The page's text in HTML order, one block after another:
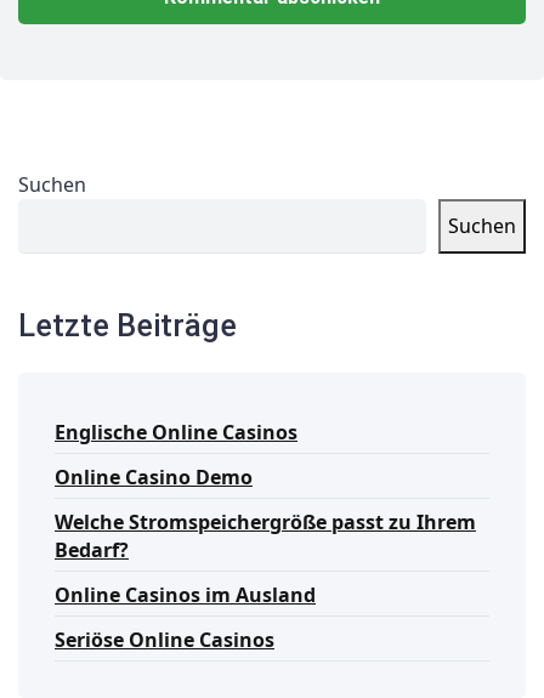
Suchen
Suchen
Letzte Beiträge
Englische Online Casinos
Online Casino Demo
Welche Stromspeichergröße passt zu Ihrem
Bedarf?
Online Casinos im Ausland
Seriöse Online Casinos